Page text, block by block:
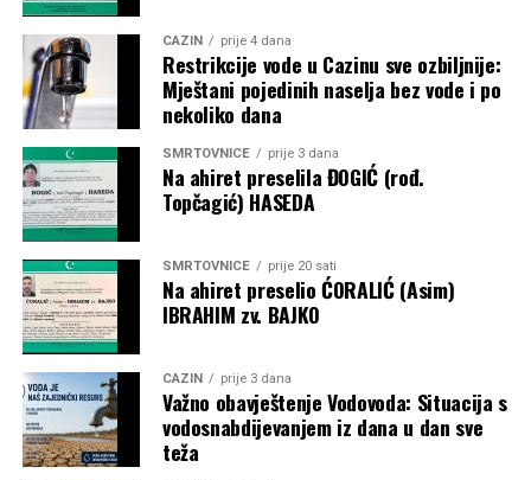
CAZIN prije 4 dana
Restrikcije vode u Cazinu sve ozbiljnije:
Mještani pojedinih naselja bez vode i po
nekoliko dana
SMRTOVNICE prije 3 dana
Na ahiret preselila ĐOGIĆ (rođ.
Topčagić) HASEDA
SMRTOVNICE prije 20 sati
Na ahiret preselio ĆORALIĆ (Asim)
IBRAHIM zv. BAJKO
CAZIN prije 3 dana
Važno obavještenje Vodovoda: Situacija s
vodosnabdijevanjem iz dana u dan sve
teža